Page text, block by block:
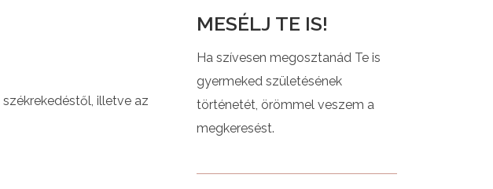
illetve az
MESÉLJ TE IS!
Ha szívesen megosztanád Te is
gyermeked születésének
történetét, örömmel veszem a
megkeresést.